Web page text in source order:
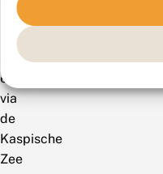
Balkan,
Klein-
Azië
en
via
de
Kaspische
Zee